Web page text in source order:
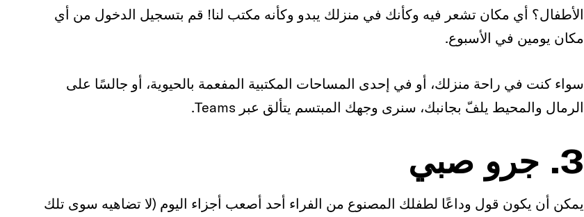
الأطفال؟ أي مكان تشعر فيه وكأنك في منزلك يبدو وكأنه مكتب لنا! قم بتسجيل الدخول من أي
مكان يومين في الأسبوع.
سواء كنت في راحة منزلك، أو في إحدى المساحات المكتبية المفعمة بالحيوية، أو جالسًا على
الرمال والمحيط يلفّ بجانبك، سنرى وجهك المبتسم يتألق عبر Teams.
3. جرو صبي
يمكن أن يكون قول وداعًا لطفلك المصنوع من الفراء أحد أصعب أجزاء اليوم (لا تضاهيه سوى تلك